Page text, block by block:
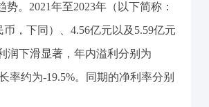
。2021年至2023年（以下简称：
，下同）、4.56亿元以及5.59亿元
润下滑显著，年内溢利分别为
率约为-19.5%。同期的净利率分别